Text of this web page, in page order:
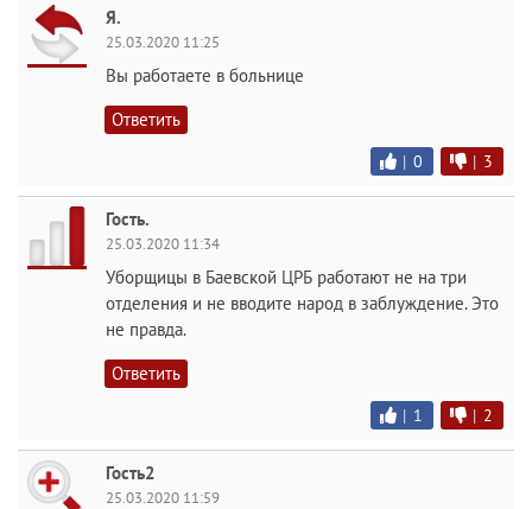
Я.
25.03.2020 11:25
Вы работаете в больнице
Ответить
| 0 | 3
Гость.
25.03.2020 11:34
Уборщицы в Баевской ЦРБ работают не на три
отделения и не вводите народ в заблуждение. Это
не правда.
Ответить
| 1 | 2
Гость2
25.03.2020 11:59